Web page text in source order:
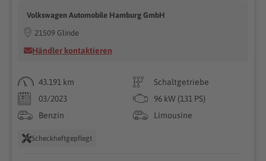
Volkswagen Automobile Hamburg GmbH
21509 Glinde
Händler kontaktieren
43.191 km
Schaltgetriebe
03/2023
96 kW (131 PS)
Benzin
Limousine
Scheckheftgepflegt